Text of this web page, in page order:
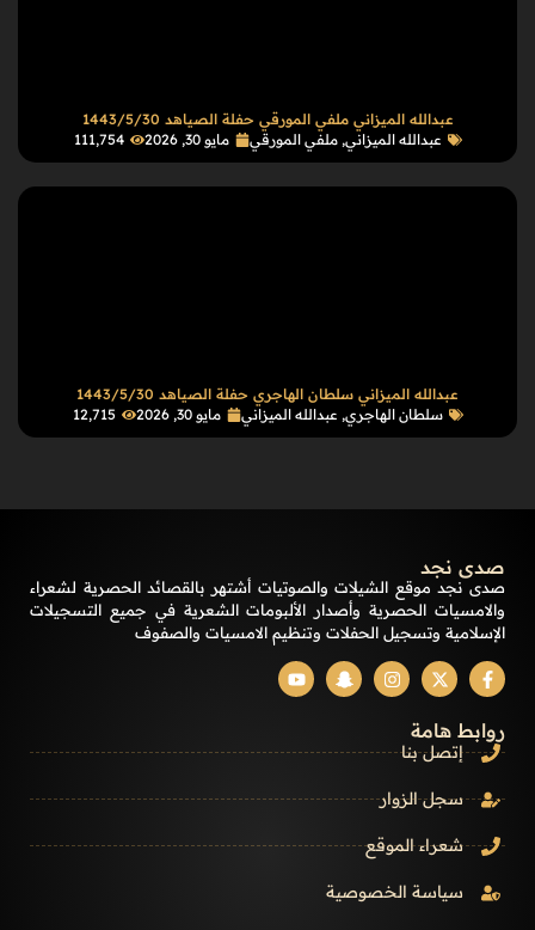
عبدالله الميزاني ملفي المورقي حفلة الصياهد 1443/5/30
عبدالله الميزاني,ملفي المورقي مايو 30, 2026 111٬754
عبدالله الميزاني سلطان الهاجري حفلة الصياهد 1443/5/30
سلطان الهاجري, عبدالله الميزاني مايو 30, 2026 12٬715
صدى نجد
صدى نجد موقع الشيلات والصوتيات أشتهر بالقصائد الحصرية لشعراء
والامسيات الحصرية وأصدار الألبومات الشعرية في جميع التسجيلات
الإسلامية وتسجيل الحفلات وتنظيم الامسيات والصفوف
روابط هامة
إتصل بنا
سجل الزوار
شعراء الموقع
سياسة الخصوصية